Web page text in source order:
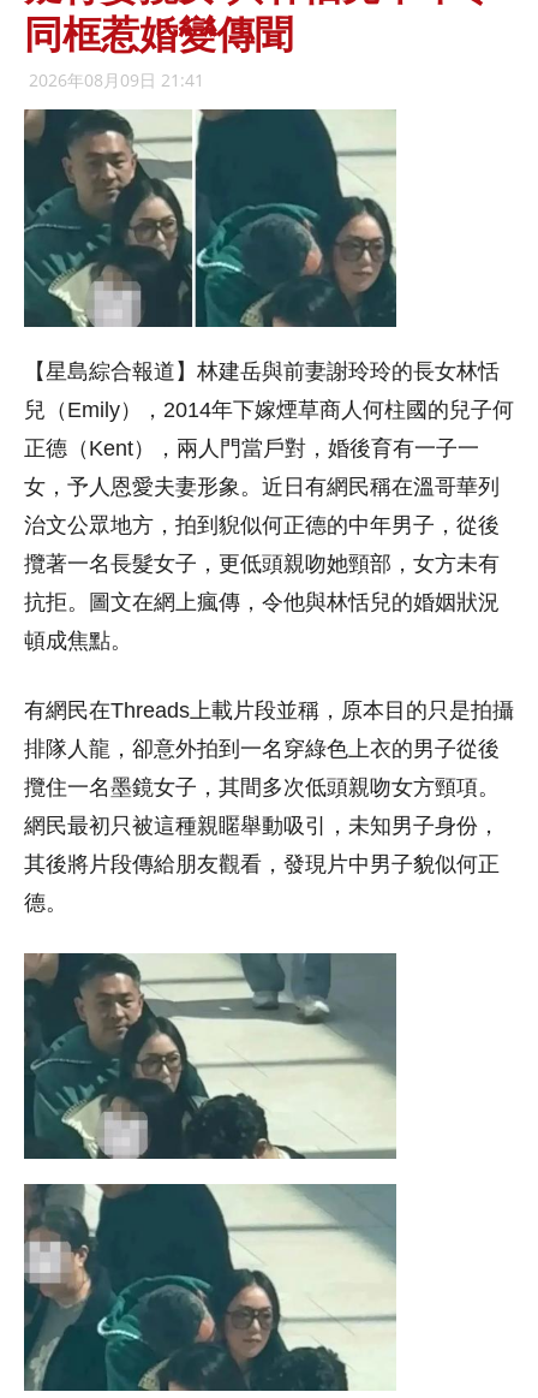
同框惹婚變傳聞
2026年08月09日 21:41
【星島綜合報道】林建岳與前妻謝玲玲的長女林恬
兒（Emily），2014年下嫁煙草商人何柱國的兒子何
正德（Kent），兩人門當戶對，婚後育有一子一
女，予人恩愛夫妻形象。近日有網民稱在溫哥華列
治文公眾地方，拍到貎似何正德的中年男子，從後
攬著一名長髮女子，更低頭親吻她頸部，女方未有
抗拒。圖文在網上瘋傳，令他與林恬兒的婚姻狀況
頓成焦點。
有網民在Threads上載片段並稱，原本目的只是拍攝
排隊人龍，卻意外拍到一名穿綠色上衣的男子從後
攬住一名墨鏡女子，其間多次低頭親吻女方頸項。
網民最初只被這種親䁥舉動吸引，未知男子身份，
其後將片段傳給朋友觀看，發現片中男子貌似何正
德。